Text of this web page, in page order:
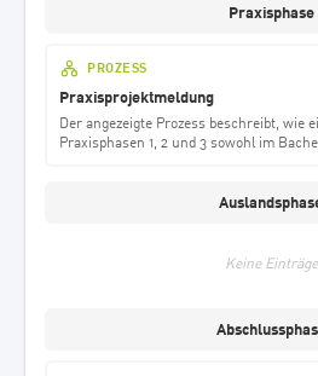
Leistungen, muss pünktlich zurPraxisphase
PROZESS
Praxisprojektmeldung
Der angezeigte Prozess beschreibt, wie
Praxisphasen 1, 2 und 3 sowohl im
Keine Einträge